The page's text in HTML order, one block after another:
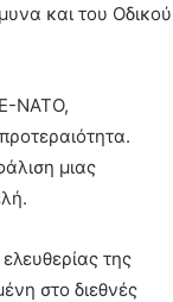
και του Οδικού
ΝΑΤΟ,
μιας
της
στο διεθνές